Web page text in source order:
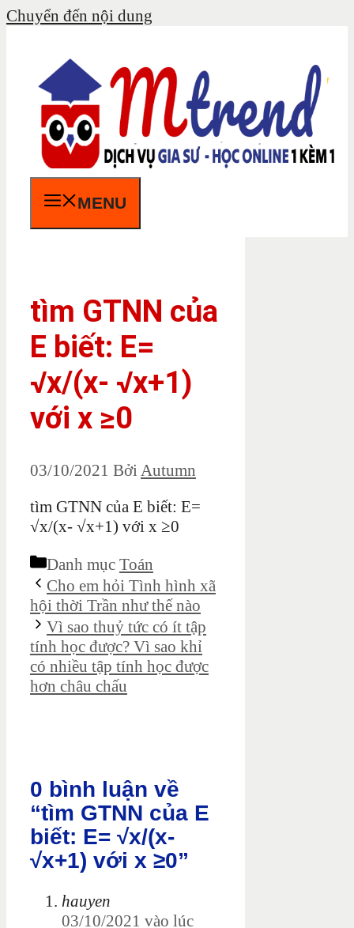
Chuyển đến nội dung
MENU
tìm GTNN của
E biết: E=
√x/(x- √x+1)
với x ≥0
03/10/2021 BởiAutumn
tìm GTNN của E biết: E=
√x/(x- √x+1) với x ≥0
Danh mục Toán
Cho em hỏi Tình hình xã
hội thời Trần như thế nào
Vì sao thuỷ tức có ít tập
tính học được? Vì sao khỉ
có nhiều tập tính học được
hơn châu chấu
0 bình luận về
“tìm GTNN của E
biết: E= √x/(x-
√x+1) với x ≥0”
hauyen
03/10/2021 vào lúc